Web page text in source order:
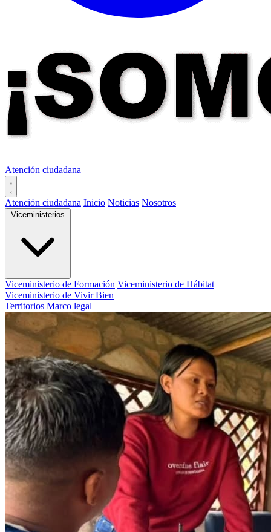
Atención ciudadana
Atención ciudadana Inicio Noticias Nosotros
Viceministerios
Viceministerio de Formación Viceministerio de Hábitat
Viceministerio de Vivir Bien
Territorios Marco legal